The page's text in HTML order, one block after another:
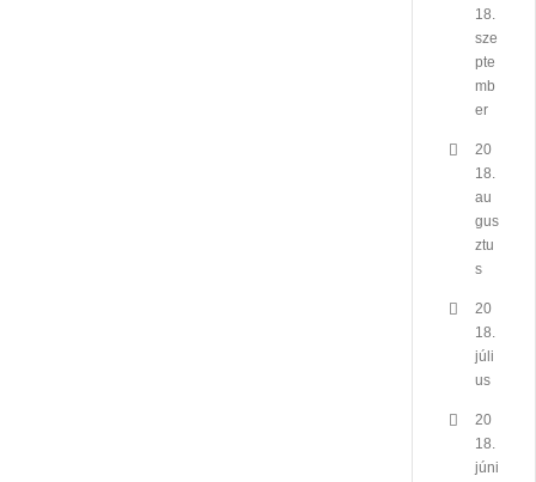
18.
sze
pte
mb
er
20
18.
au
gus
ztu
s
20
18.
júli
us
20
18.
júni